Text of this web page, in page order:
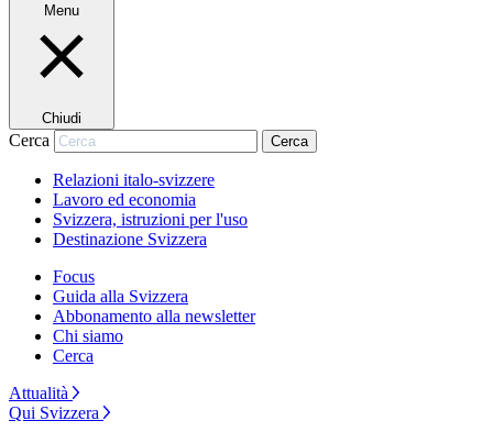
Menu
Chiudi
Cerca Cerca
Relazioni italo-svizzere
Lavoro ed economia
Svizzera, istruzioni per l'uso
Destinazione Svizzera
Focus
Guida alla Svizzera
Abbonamento alla newsletter
Chi siamo
Cerca
Attualità
Qui Svizzera